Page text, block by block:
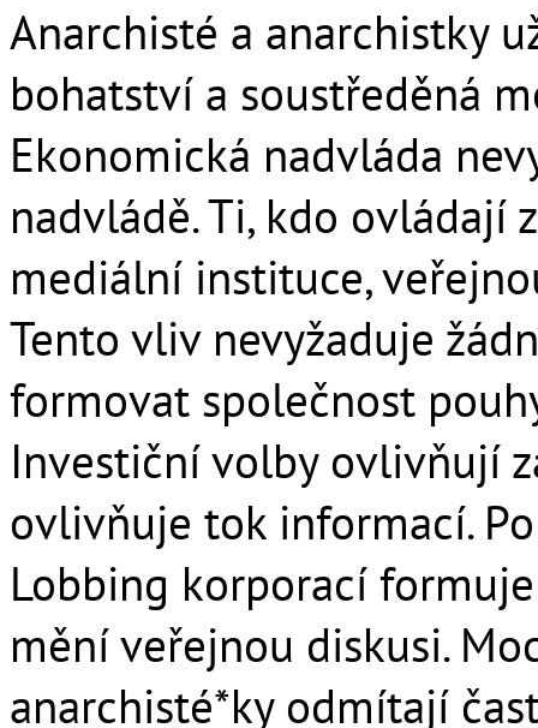
Anarchisté a anarchistky
bohatství a soustředěná
Ekonomická nadvláda
nadvládě. Ti, kdo ovládají
mediální instituce,
Tento vliv nevyžaduje
formovat společnost
Investiční volby ovlivňují
ovlivňuje tok informací.
Lobbing korporací
mění veřejnou diskusi.
anarchisté*ky odmítají